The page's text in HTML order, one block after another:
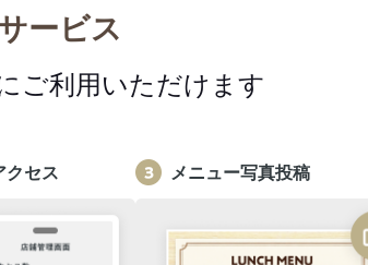
ービス
ご利用いただけます
クセス メニュー写真投稿